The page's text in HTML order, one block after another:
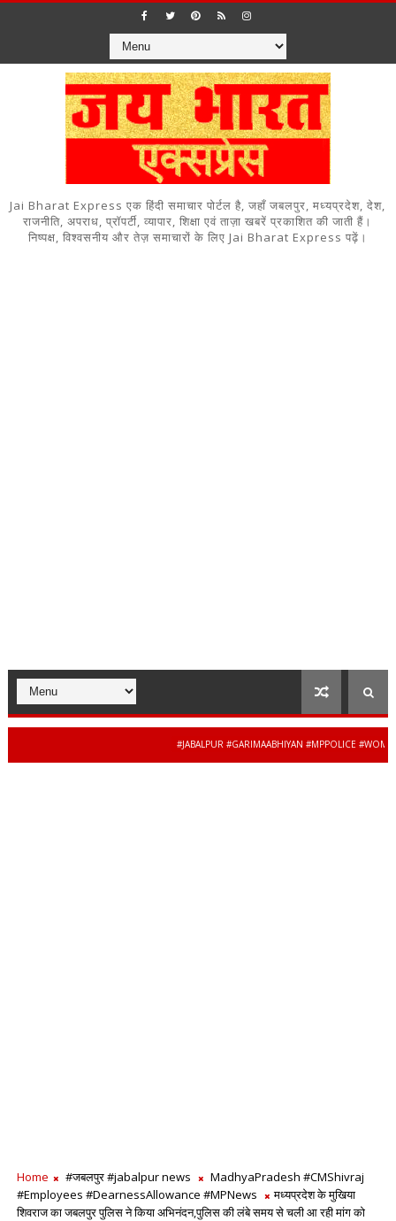
Jai Bharat Express एक हिंदी समाचार पोर्टल है, जहाँ जबलपुर, मध्यप्रदेश, देश,
राजनीति, अपराध, प्रॉपर्टी, व्यापार, शिक्षा एवं ताज़ा खबरें प्रकाशित की जाती हैं।
निष्पक्ष, विश्वसनीय और तेज़ समाचारों के लिए Jai Bharat Express पढ़ें।
#JABALPUR #GARIMAABHIYAN #MPPOLICE #WOMENSAFETY
Home #जबलपुर #jabalpur news
MadhyaPradesh #CMShivraj
#Employees #DearnessAllowance #MPNews
मध्यप्रदेश के मुखिया
शिवराज का जबलपुर पुलिस ने किया अभिनंदन,पुलिस की लंबे समय से चली आ रही मांग को